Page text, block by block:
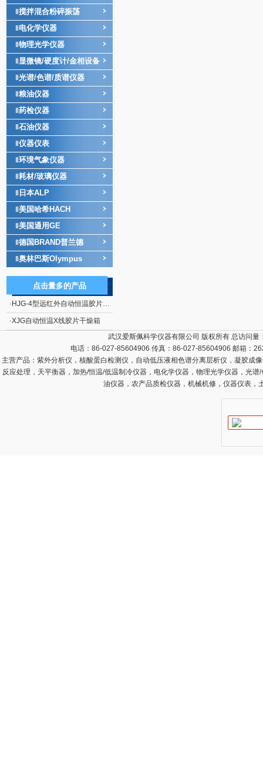
搅拌混合粉碎振荡
电化学仪器
物理光学仪器
显微镜/硬度计/金相设备
光谱/色谱/质谱仪器
粮油仪器
药检仪器
石油仪器
仪器仪表
环境气象仪器
耗材/玻璃仪器
日本ALP
美国哈希HACH
美国通用GE
德国BRAND普兰德
奥林巴斯Olympus
点击量多的产品
· HJG-4型远红外自动恒温胶片干燥箱
·XJG自动恒温X线胶片干燥箱
武汉爱斯佩科学仪器有限公司 版权所有 总访问量
电话：86-027-85604906 传真：86-027-85604906 邮箱：
主营产品： 紫外分析仪，核酸蛋白检测仪，自动低压液相色谱分离层析仪，凝胶成
反应处理，天平衡器，加热/恒温/低温制冷仪器，电化学仪器，物理光学仪器，光
油仪器，农产品质检仪器，机械机修，仪器仪表，